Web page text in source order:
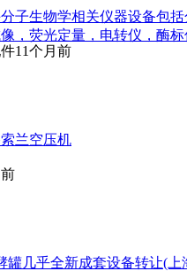
子生物学相关仪器设备包
，荧光定量，电转仪，酶
11个月前
兰空压机
罐几乎全新成套设备转让(上